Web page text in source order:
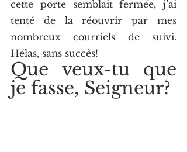
cette porte semblait fermée, j’ai
tenté de la réouvrir par mes
nombreux courriels de suivi.
Hélas, sans succès!
Que veux-tu que
je fasse, Seigneur?